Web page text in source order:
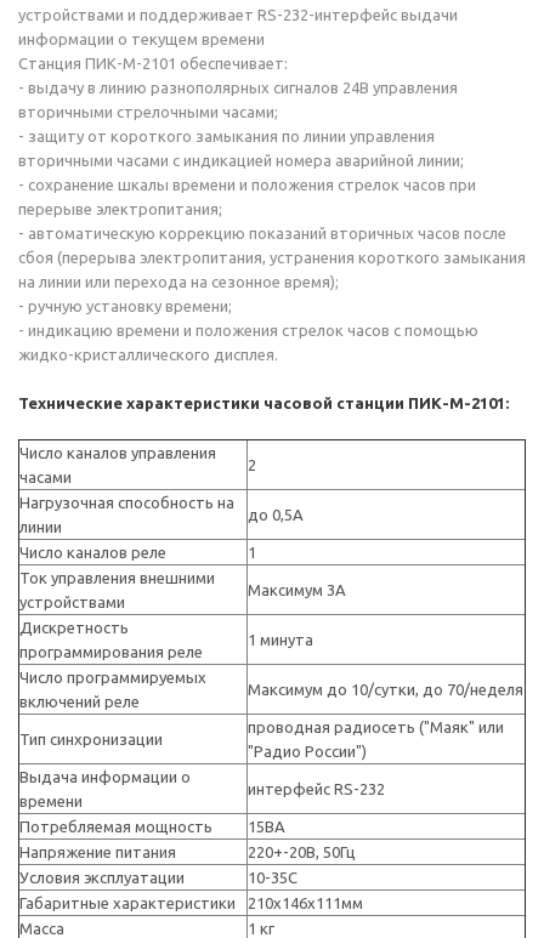
устройствами и поддерживает RS-232-интерфейс выдачи
информации о текущем времени
Станция ПИК-М-2101 обеспечивает:
- выдачу в линию разнополярных сигналов 24В управления
вторичными стрелочными часами;
- защиту от короткого замыкания по линии управления
вторичными часами с индикацией номера аварийной линии;
- сохранение шкалы времени и положения стрелок часов при
перерыве электропитания;
- автоматическую коррекцию показаний вторичных часов после
сбоя (перерыва электропитания, устранения короткого замыкания
на линии или перехода на сезонное время);
- ручную установку времени;
- индикацию времени и положения стрелок часов с помощью
жидко-кристаллического дисплея.
Технические характеристики часовой станции ПИК-М-2101:
Число каналов управления
часами
2
Нагрузочная способность на
линии
до 0,5А
Число каналов реле
1
Ток управления внешними
устройствами
Максимум 3А
Дискретность
программирования реле
1 минута
Число программируемых
включений реле
Максимум до 10/cутки, до 70/неделя
Тип синхронизации
проводная радиосеть ("Маяк" или
"Радио России")
Выдача информации о
времени
интерфейс RS-232
Потребляемая мощность
15ВА
Напряжение питания
220+-20В, 50Гц
Условия эксплуатации
10-35С
Габаритные характеристики
210х146х111мм
Масса
1 кг